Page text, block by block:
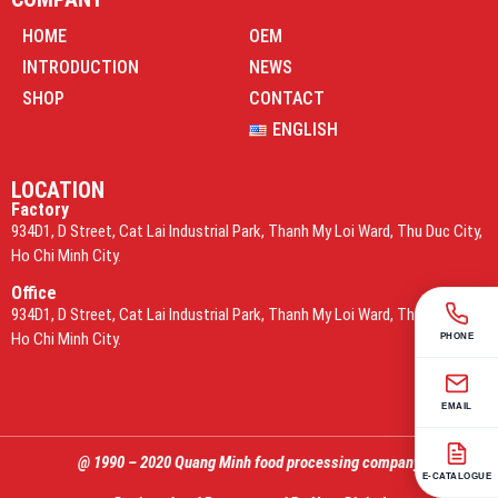
HOME
INTRODUCTION
SHOP
OEM
NEWS
CONTACT
ENGLISH
LOCATION
Factory
934D1, D Street, Cat Lai Industrial Park, Thanh My Loi Ward, Thu Duc City,
Ho Chi Minh City.
Office
934D1, D Street, Cat Lai Industrial Park, Thanh My Loi Ward, Thu Duc City,
Ho Chi Minh City.
@ 1990 – 2020 Quang Minh food processing company
PHONE
EMAIL
E-CATALOGUE